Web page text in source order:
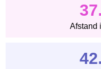
Afstand